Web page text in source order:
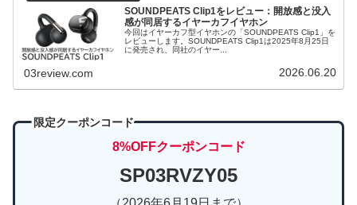
SOUNDPEATS Clip1をレビュー：開放感と没入
感が同居するイヤーカフイヤホン
今回はイヤーカフ型イヤホンの「SOUNDPEATS Clip1」を
レビューします。SOUNDPEATS Clip1は2025年8月25日
に発売され、同社のイヤー...
03review.com 2026.06.20
限定クーポンコード
8%OFFクーポンコード
SP03RVZY05